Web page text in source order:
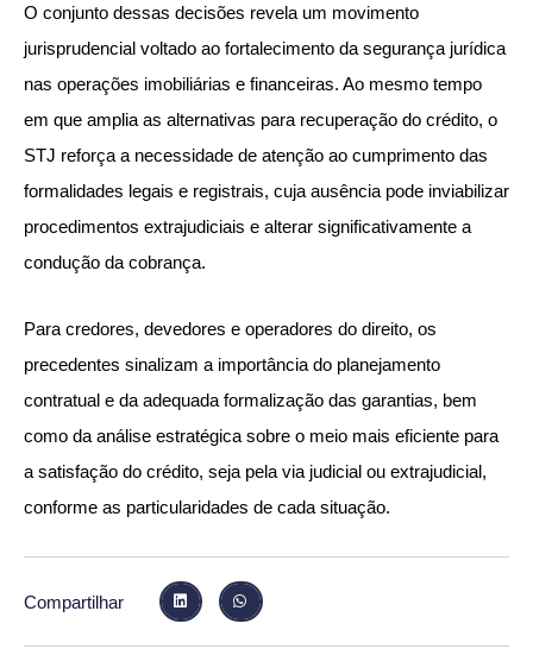
O conjunto dessas decisões revela um movimento
jurisprudencial voltado ao fortalecimento da segurança jurídica
nas operações imobiliárias e financeiras. Ao mesmo tempo
em que amplia as alternativas para recuperação do crédito, o
STJ reforça a necessidade de atenção ao cumprimento das
formalidades legais e registrais, cuja ausência pode inviabilizar
procedimentos extrajudiciais e alterar significativamente a
condução da cobrança.
Para credores, devedores e operadores do direito, os
precedentes sinalizam a importância do planejamento
contratual e da adequada formalização das garantias, bem
como da análise estratégica sobre o meio mais eficiente para
a satisfação do crédito, seja pela via judicial ou extrajudicial,
conforme as particularidades de cada situação.
Compartilhar